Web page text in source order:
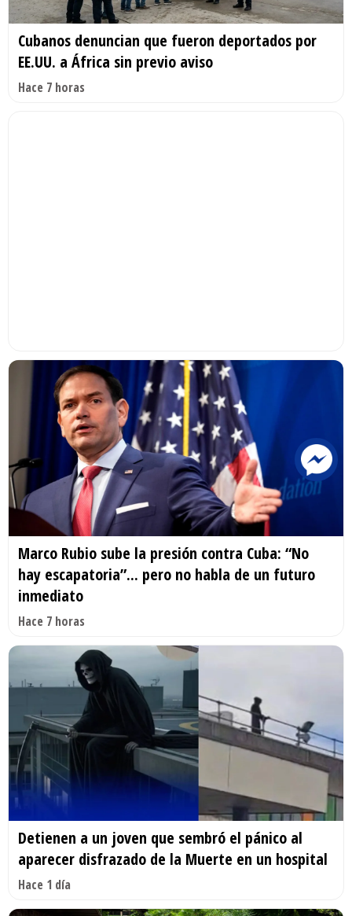
Cubanos denuncian que fueron deportados por
EE.UU. a África sin previo aviso
Hace 7 horas
Marco Rubio sube la presión contra Cuba: “No
hay escapatoria”... pero no habla de un futuro
inmediato
Hace 7 horas
Detienen a un joven que sembró el pánico al
aparecer disfrazado de la Muerte en un hospital
Hace 1 día